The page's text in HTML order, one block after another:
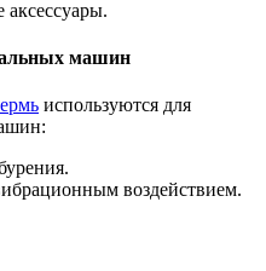
машин
используются для
воздействием.